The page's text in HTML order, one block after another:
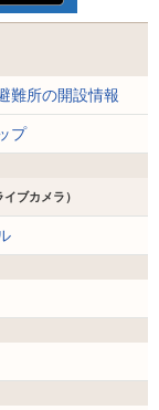
難所の開設情報
プ
イブカメラ）